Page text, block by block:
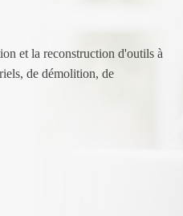
et la reconstruction d'outils à
de démolition, de